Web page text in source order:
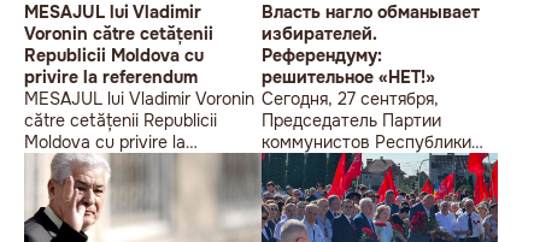
MESAJUL lui Vladimir
Voronin către cetățenii
Republicii Moldova cu
privire la referendum
MESAJUL lui Vladimir Voronin
către cetățenii Republicii
Moldova cu privire la
referendum
Власть нагло обманывает
избирателей.
Референдуму:
решительное «НЕТ!»
Сегодня, 27 сентября,
Председатель Партии
коммунистов Республики
Молдова Владимир Воронин
провёл встречу с
избирателями
Флорештского района.